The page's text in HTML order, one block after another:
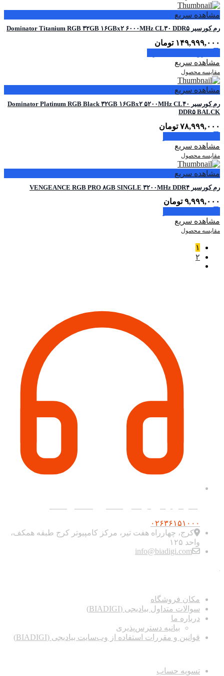
مشاهده سریع
رم کورسیر Dominator Titanium RGB ۳۲GB ۱۶GBx۲ ۶۰۰۰MHz CL۳۰ DDR۵
۱۴۹,۹۹۹,۰۰۰ تومان
مشاهده سریع
مقایسه محصول
مشاهده سریع
رم کورسیر Dominator Platinum RGB Black ۳۲GB ۱۶GBx۲ ۵۲۰۰MHz CL۴۰
DDR۵ BALCK
۷۸,۹۹۹,۰۰۰ تومان
مشاهده سریع
مقایسه محصول
مشاهده سریع
رم کورسیر VENGEANCE RGB PRO ۸GB SINGLE ۳۲۰۰MHz DDR۴
۹,۹۹۹,۰۰۰ تومان
مشاهده سریع
مقایسه محصول
۱
۲
۰۲۶۳۶۱۵۱۰۰۰
کرج، چهارراه هفت تیر، مرکز کامپیوتر کرج طبقه همکف،
واحد ۱۲۵
info@biadigi.com
مکان فروشگاه
سوالات متداول بیادیجی (BIADIGI)
درباره ما
بیانیه دسترس‌پذیری
قوانین و مقررات استفاده از وب‌سایت بیادیجی (BIADIGI)
تسویه حساب